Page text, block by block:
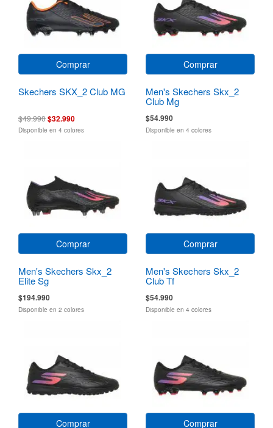
Comprar
Skechers SKX_2 Club MG
$49.990$32.990
Disponible en 4 colores
Comprar
Men's Skechers Skx_2
Club Mg
$54.990
Disponible en 4 colores
Comprar
Men's Skechers Skx_2
Elite Sg
$194.990
Disponible en 2 colores
Comprar
Men's Skechers Skx_2
Club Tf
$54.990
Disponible en 4 colores
Comprar Comprar